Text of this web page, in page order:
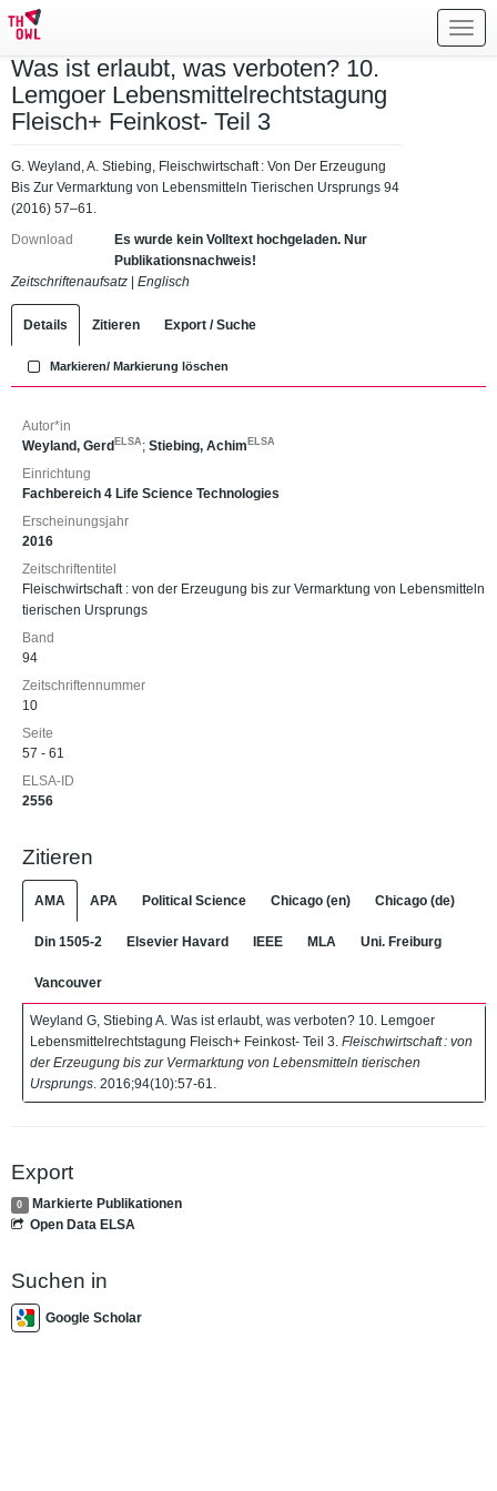
Was ist erlaubt, was verboten? 10.
Lemgoer Lebensmittelrechtstagung
Fleisch+ Feinkost- Teil 3
G. Weyland, A. Stiebing, Fleischwirtschaft : Von Der Erzeugung
Bis Zur Vermarktung von Lebensmitteln Tierischen Ursprungs 94
(2016) 57–61.
Download
Es wurde kein Volltext hochgeladen. Nur
Publikationsnachweis!
Zeitschriftenaufsatz
Englisch
Details Zitieren Export / Suche
Markieren/ Markierung löschen
Autor*in
Weyland, Gerd ELSA ; Stiebing, Achim ELSA
Einrichtung
Fachbereich 4 Life Science Technologies
Erscheinungsjahr
2016
Zeitschriftentitel
Fleischwirtschaft : von der Erzeugung bis zur Vermarktung von Lebensmitteln
tierischen Ursprungs
Band
94
Zeitschriftennummer
10
Seite
57 - 61
ELSA-ID
2556
Zitieren
AMA APA Political Science Chicago (en) Chicago (de)
Din 1505-2 Elsevier Havard IEEE MLA Uni. Freiburg
Vancouver
Weyland G, Stiebing A. Was ist erlaubt, was verboten? 10. Lemgoer
Lebensmittelrechtstagung Fleisch+ Feinkost- Teil 3. Fleischwirtschaft : von
der Erzeugung bis zur Vermarktung von Lebensmitteln tierischen
Ursprungs . 2016;94(10):57-61.
Export
0
Markierte Publikationen
Open Data ELSA
Suchen in
Google Scholar